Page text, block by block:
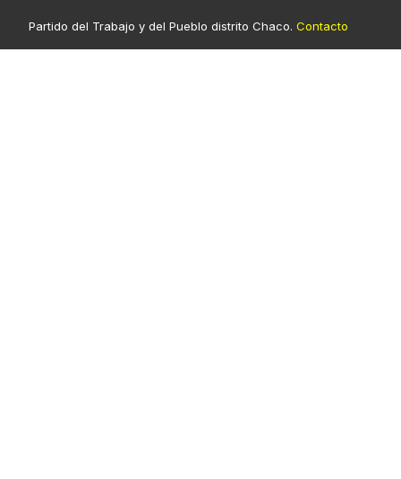
Partido del Trabajo y del Pueblo distrito Chaco. Contacto